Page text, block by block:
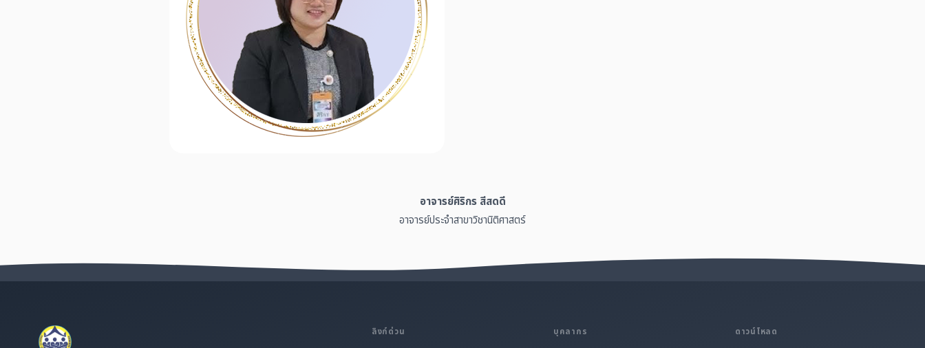
อาจารย์ศิริกร สีสดดี
อาจารย์ประจำสาขาวิชานิติศาสตร์
ลิงก์ด่วน บุคลากร ดาวน์โหลด